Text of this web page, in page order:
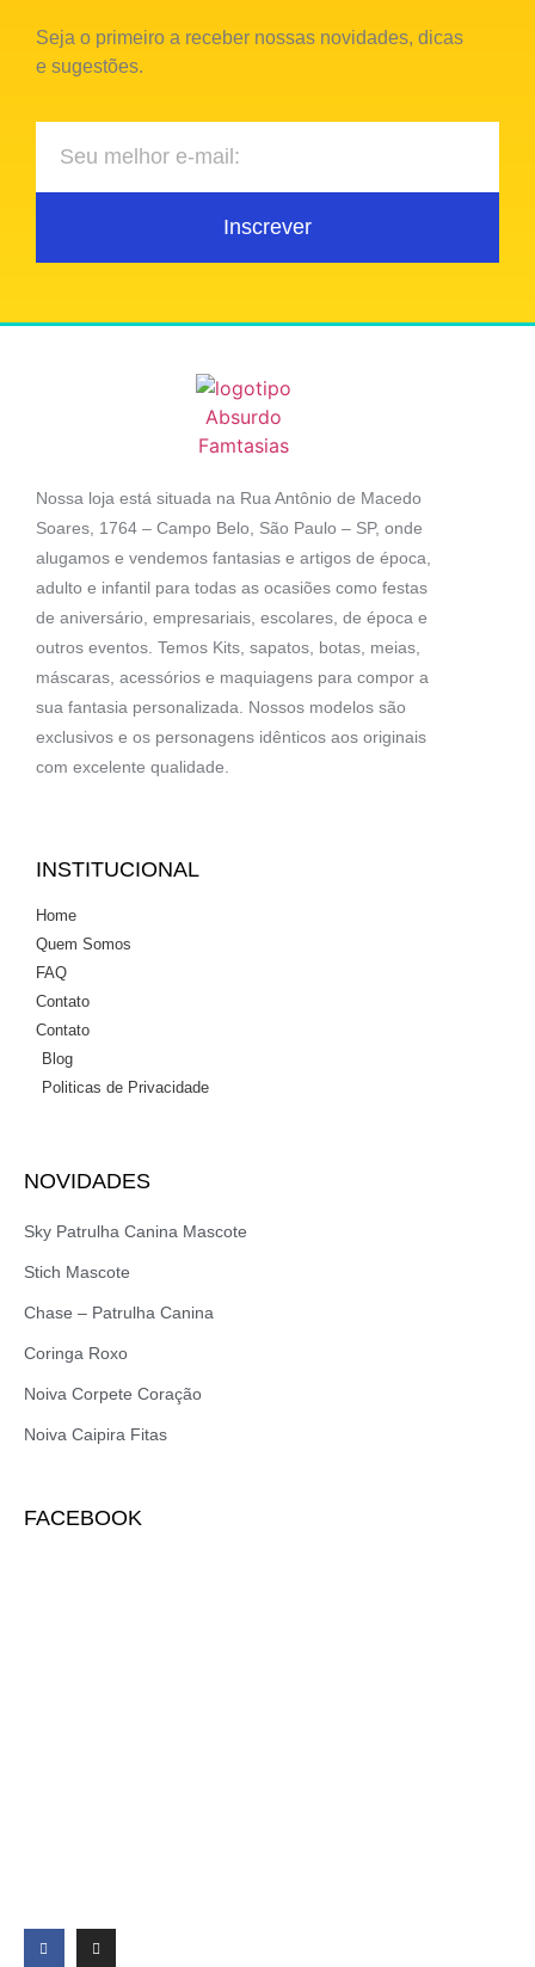
Seja o primeiro a receber nossas novidades, dicas
e sugestões.
Inscrever
Nossa loja está situada na Rua Antônio de Macedo
Soares, 1764 – Campo Belo, São Paulo – SP, onde
alugamos e vendemos fantasias e artigos de época,
adulto e infantil para todas as ocasiões como festas
de aniversário, empresariais, escolares, de época e
outros eventos. Temos Kits, sapatos, botas, meias,
máscaras, acessórios e maquiagens para compor a
sua fantasia personalizada. Nossos modelos são
exclusivos e os personagens idênticos aos originais
com excelente qualidade.
INSTITUCIONAL
Home
Quem Somos
FAQ
Contato
Contato
Blog
Politicas de Privacidade
NOVIDADES
Sky Patrulha Canina Mascote
Stich Mascote
Chase – Patrulha Canina
Coringa Roxo
Noiva Corpete Coração
Noiva Caipira Fitas
FACEBOOK